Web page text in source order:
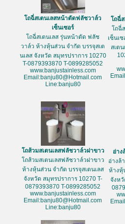
โถฉี่สเตนเลสหน้าตัดฟลัชวาล์ว
เซ็นเซอร์
โถฉี่สเตนเลส รุ่นหน้าตัด ฟลัช
วาล์ว ห้างหุ้นส่วน จำกัด บรรจุสเต
นเลส จังหวัด สมุทรปราการ 10270
T-0879393870 T-0899285052
www.banjustainless.com
Email:banju80@Hotmail.com
Line:banju80
โถฉี่
โถฉี่
เซ็นเ
สเต
โถส้วมสเตนเลสฟลัชวาล์วฝาขาว
โถส้วมสเตนเลสฟลัชวาล์วฝาขาว
ห้างหุ้นส่วน จำกัด บรรจุสเตนเลส
จังหวัด สมุทรปราการ 10270 T-
0879393870 T-0899285052
www.banjustainless.com
Email:banju80@Hotmail.com
Line:banju80
อ่าง
อ่างล้
ห้างหุ้
จังห